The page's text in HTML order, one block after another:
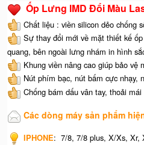
Ốp Lưng IMD Đổi Màu
Chất liệu : viền silicon dẻo chống
Sự thay đổi mới về mặt thiết kế
quang, bên ngoài lưng nhám in hình
Khung viền nâng cao giúp bảo vệ
Nút phím bạc, nút bấm cực nhạy,
Chống bám dấu vân tay, thoải
Các dòng máy sản phẩm
IPHONE: 7/8, 7/8 plus, X/Xs, Xr,